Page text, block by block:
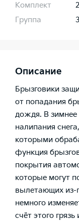
Комплект
Группа
Описание
Брызговики
от попадания
дождя. В
налипания
которыми
функция
покрытия
которые могут
вылетающих из-
немного
счёт этого